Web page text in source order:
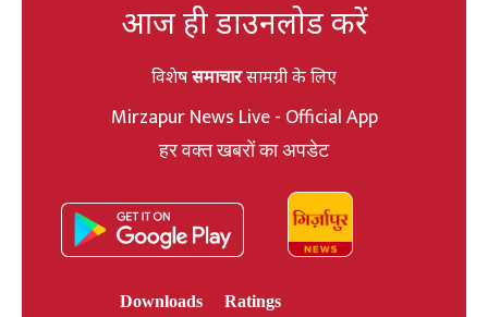
आज ही डाउनलोड करें
विशेषसमाचारसामग्री के लिए
Mirzapur News Live - Official App
हर वक्त खबरों का अपडेट
Downloads
Ratings